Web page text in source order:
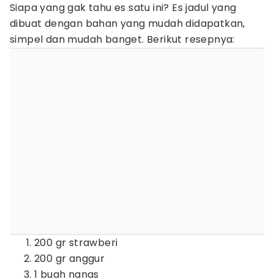
Siapa yang gak tahu es satu ini? Es jadul yang
dibuat dengan bahan yang mudah didapatkan,
simpel dan mudah banget. Berikut resepnya:
200 gr strawberi
200 gr anggur
1 buah nanas